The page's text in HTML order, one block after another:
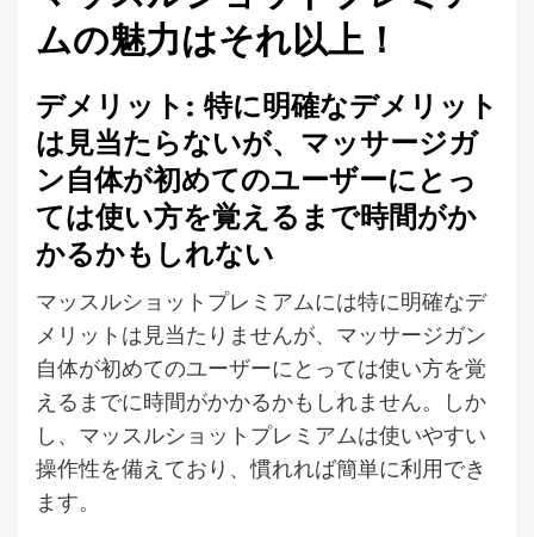
ムの魅力はそれ以上！
デメリット: 特に明確なデメリット
は見当たらないが、マッサージガ
ン自体が初めてのユーザーにとっ
ては使い方を覚えるまで時間がか
かるかもしれない
マッスルショットプレミアムには特に明確なデ
メリットは見当たりませんが、マッサージガン
自体が初めてのユーザーにとっては使い方を覚
えるまでに時間がかかるかもしれません。しか
し、マッスルショットプレミアムは使いやすい
操作性を備えており、慣れれば簡単に利用でき
ます。